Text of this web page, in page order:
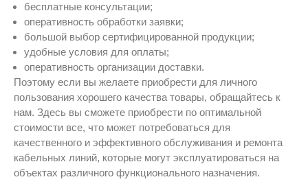
бесплатные консультации;
оперативность обработки заявки;
большой выбор сертифицированной продукции;
удобные условия для оплаты;
оперативность организации доставки.
Поэтому если вы желаете приобрести для личного
пользования хорошего качества товары, обращайтесь к
нам. Здесь вы сможете приобрести по оптимальной
стоимости все, что может потребоваться для
качественного и эффективного обслуживания и ремонта
кабельных линий, которые могут эксплуатироваться на
объектах различного функционального назначения.